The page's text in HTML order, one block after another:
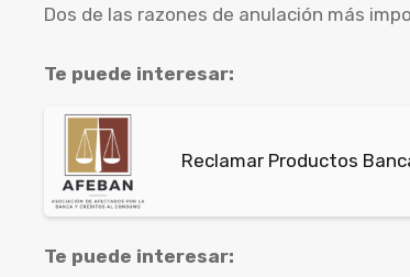
Dos de las razones de anulación más
Te puede interesar:
Reclamar Productos
Te puede interesar: